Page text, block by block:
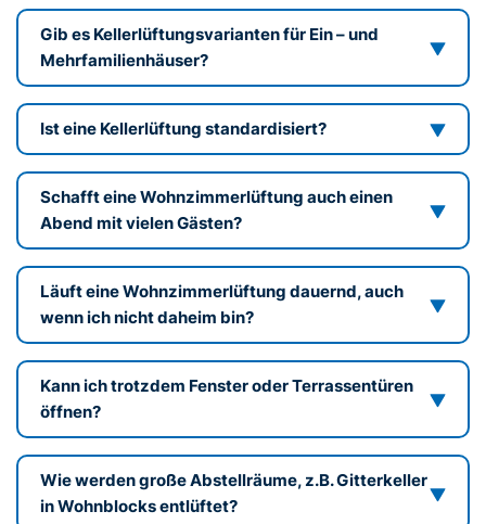
Gib es Kellerlüftungsvarianten für Ein – und
Mehrfamilienhäuser?
Ist eine Kellerlüftung standardisiert?
Schafft eine Wohnzimmerlüftung auch einen
Abend mit vielen Gästen?
Läuft eine Wohnzimmerlüftung dauernd, auch
wenn ich nicht daheim bin?
Kann ich trotzdem Fenster oder Terrassentüren
öffnen?
Wie werden große Abstellräume, z.B. Gitterkeller
in Wohnblocks entlüftet?